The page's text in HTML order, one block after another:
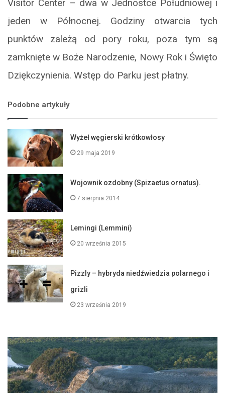
Visitor Center – dwa w Jednostce Południowej i
jeden w Północnej. Godziny otwarcia tych
punktów zależą od pory roku, poza tym są
zamknięte w Boże Narodzenie, Nowy Rok i Święto
Dziękczynienia. Wstęp do Parku jest płatny.
Podobne artykuły
Wyżeł węgierski krótkowłosy
29 maja 2019
Wojownik ozdobny (Spizaetus ornatus).
7 sierpnia 2014
Lemingi (Lemmini)
20 września 2015
Pizzly – hybryda niedźwiedzia polarnego i
grizli
23 września 2019